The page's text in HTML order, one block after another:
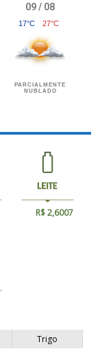
09 / 08
17°C 27°C
PARCIALMENTE
NUBLADO
R$ 2,6007
Trigo